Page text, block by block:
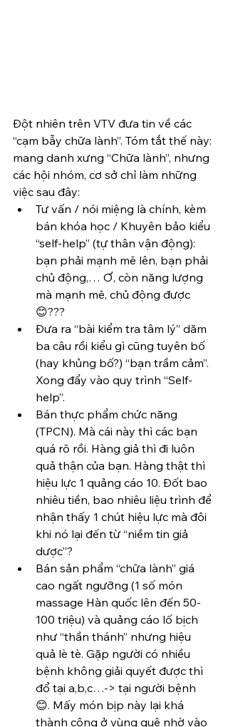
Đột nhiên trên VTV đưa tin về các
“cạm bẫy chữa lành”. Tóm tắt thế này:
mang danh xưng “Chữa lành”, nhưng
các hội nhóm, cơ sở chỉ làm những
việc sau đây:
Tư vấn / nói miệng là chính, kèm
bán khóa học / Khuyên bảo kiểu
“self-help” (tự thân vận động):
bạn phải mạnh mẽ lên, bạn phải
chủ động,… Ơ, còn năng lượng
mà mạnh mẽ, chủ động được
😊???
Đưa ra “bài kiểm tra tâm lý” dăm
ba câu rồi kiểu gì cũng tuyên bố
(hay khủng bố?) “bạn trầm cảm”.
Xong đẩy vào quy trình “Self-
help”.
Bán thực phẩm chức năng
(TPCN). Mà cái này thì các bạn
quá rõ rồi. Hàng giả thì đi luôn
quả thận của bạn. Hàng thật thì
hiệu lực 1 quảng cáo 10. Đốt bao
nhiêu tiền, bao nhiêu liệu trình để
nhận thấy 1 chút hiệu lực mà đôi
khi nó lại đến từ “niềm tin giả
dược”?
Bán sản phẩm “chữa lành” giá
cao ngất ngưỡng (1 số món
massage Hàn quốc lên đến 50-
100 triệu) và quảng cáo lố bịch
như “thần thánh” nhưng hiệu
quả lè tè. Gặp người có nhiều
bệnh không giải quyết được thì
đổ tại a,b,c…-> tại người bệnh
😊. Mấy món bịp này lại khá
thành công ở vùng quê nhờ vào